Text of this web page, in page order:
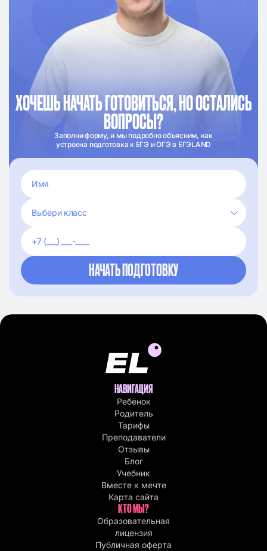
ХОЧЕШЬ НАЧАТЬ ГОТОВИТЬСЯ, НО ОСТАЛИСЬ
ВОПРОСЫ?
Заполни форму, и мы подробно объясним, как
устроена подготовка к ЕГЭ и ОГЭ в ЕГЭLAND
НАВИГАЦИЯ
Ребёнок
Родитель
Тарифы
Преподаватели
Отзывы
Блог
Учебник
Вместе к мечте
Карта сайта
КТО МЫ?
Образовательная
лицензия
Публичная оферта